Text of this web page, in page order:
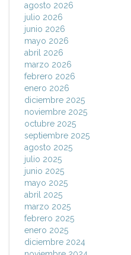
agosto 2026
julio 2026
junio 2026
mayo 2026
abril 2026
marzo 2026
febrero 2026
enero 2026
diciembre 2025
noviembre 2025
octubre 2025
septiembre 2025
agosto 2025
julio 2025
junio 2025
mayo 2025
abril 2025
marzo 2025
febrero 2025
enero 2025
diciembre 2024